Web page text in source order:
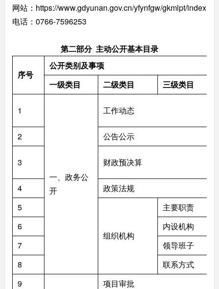
网站：https://www.gdyunan.gov.cn/yfynfgw/gkmlpt/index
电话：0766-7596253
第二部分 主动公开基本目录
序号
公开类别及事项
一级类目
二级类目 三级类目
1
一、政务公
开
工作动态
2 公告公示
3 财政预决算
4
政策法规
5
组织机构
主要职责
6
内设机构
7
领导班子
8
联系方式
9
项目审批